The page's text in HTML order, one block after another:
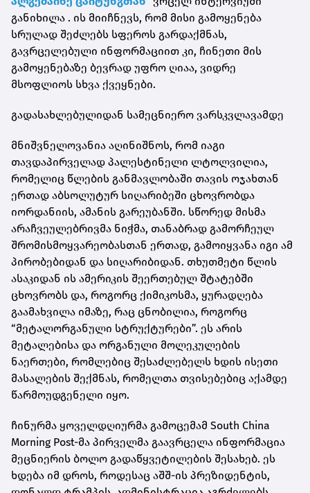
განიხილა . ის მიიჩნევს, რომ მისი გამოყენება
სრულად შეძლებს სფეროს გარდაქმნას,
გავრცელებული ინფორმაციით კი, ჩინეთი მის
გამოყენებაზე ბევრად უფრო ღიაა, ვიდრე
მსოფლიოს სხვა ქვეყნები.
გადასახლებულიდან სამეცნიერო ვარსკვლავამდე
მნიშვნელოვანია აღინიშნოს, რომ იაგი
თავდაპირველად პალესტინელი ლტოლვილია,
რომელიც წლების განმავლობაში თავის ოჯახთან
ერთად აბსოლუტურ სიღარიბეში ცხოვრობდა
იორდანიის, ამანის გარეუბანში. სწორედ მისმა
არაჩვეულებრივმა ნიჭმა, თანაბრად გამორჩეულ
შრომისმოყვარეობასთან ერთად, გამოიყვანა იგი ამ
პირობებიდან და სიღარიბიდან. თხუთმეტი წლის
ასაკიდან ის ამერიკის შეერთებულ შტატებში
ცხოვრობს და, როგორც ქიმიკოსმა, ყურადღება
გაამახვილა იმაზე, რაც ცნობილია, როგორც
“მეტალორგანული სტრუქტურები”. ეს არის
მეტალებისა და ორგანული მოლეკულების
ნაერთები, რომლებიც შესაძლებელს ხდის ისეთი
მასალების შექმნას, რომელთა თვისებებიც აქამდე
წარმოუდგენელი იყო.
ჩინურმა ყოველდღიურმა გამოცემამ South China
Morning Post-მა პირველმა გაავრცელა ინფორმაცია
მეცნიერის ბოლო გადაწყვეტილების შესახებ. ეს
ხდება იმ დროს, როდესაც აშშ-ის პრეზიდენტის,